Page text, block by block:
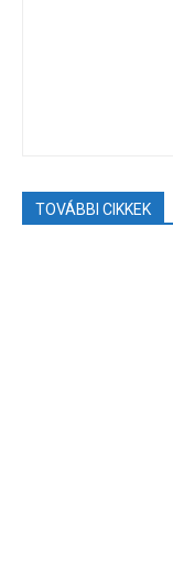
TOVÁBBI CIKKEK